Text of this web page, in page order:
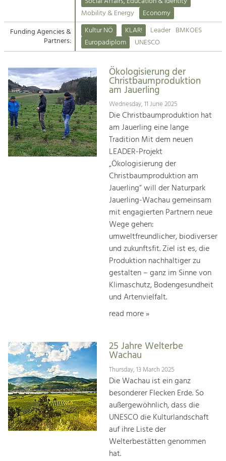
Suche
Impressum
Kontakt
Tourism
Offer Development and Positioning
Art & Culture
Crafts, Science and Research.
Social Affairs, Education
& Identity
Equality, Youth and Integration.
Climate Change, Public Transport and
Increase in Regional Value Added.
Mobility & Energy
Economy
Funding Agencies &
Partners:
Kultur NÖ KLAR! Leader BMKOES
Europadiplom
UNESCO
Ökologisierung der
Christbaumproduktion
am Jauerling
Wednesday, 11 June 2025
Die Christbaumproduktion hat
am Jauerling eine lange
Tradition Mit dem neuen
LEADER-Projekt
„Ökologisierung der
Christbaumproduktion am
Jauerling“ will der Naturpark
Jauerling-Wachau gemeinsam
mit engagierten Partnern neue
Wege gehen:
umweltfreundlicher, biodiverser
und zukunftsfit. Ziel ist es, die
Produktion nachhaltiger zu
gestalten – ganz im Sinne von
Klimaschutz, Bodengesundheit
und Artenvielfalt.
read more »
25 Jahre Welterbe
Wachau
Thursday, 13 March 2025
Die Wachau ist ein ganz
besonderer Flecken Erde. So
außergewöhnlich, dass die
UNESCO die Kulturlandschaft
auf ihre Liste der
Welterbestätten genommen
hat.